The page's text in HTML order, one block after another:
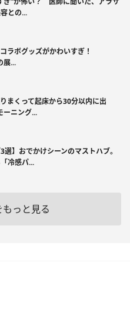
との...
ラボグッズがかわいすぎ！
展...
まくって起床から30分以内に出
ニング...
選】おでかけシーンのマストハブ。
冷感パ...
っと見る